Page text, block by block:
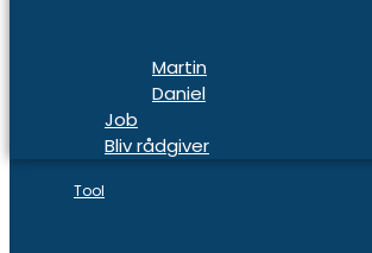
Martin
Daniel
Job
Bliv rådgiver
Tool